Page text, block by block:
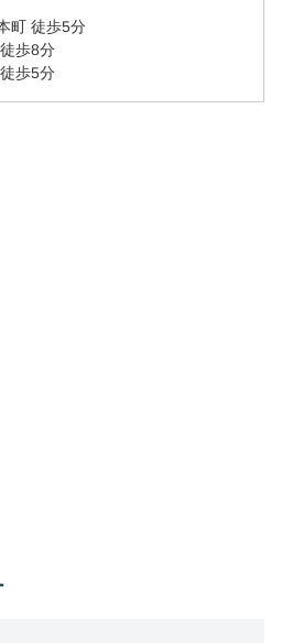
町 徒歩5分
歩8分
歩5分